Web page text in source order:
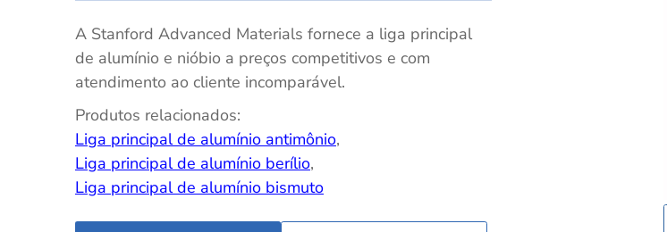
A Stanford Advanced Materials fornece a liga principal
de alumínio e nióbio a preços competitivos e com
atendimento ao cliente incomparável.
Produtos relacionados:
Liga principal de alumínio antimônio,
Liga principal de alumínio berílio,
Liga principal de alumínio bismuto